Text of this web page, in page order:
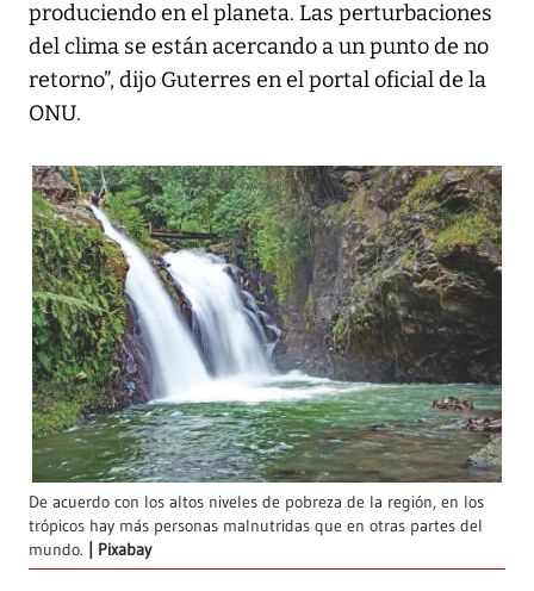
produciendo en el planeta. Las perturbaciones
del clima se están acercando a un punto de no
retorno”, dijo Guterres en el portal oficial de la
ONU.
De acuerdo con los altos niveles de pobreza de la región, en los
trópicos hay más personas malnutridas que en otras partes del
mundo.
Pixabay